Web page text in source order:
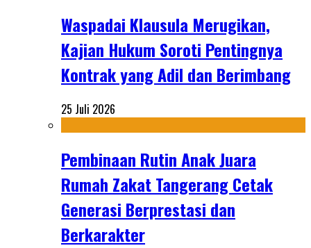
Waspadai Klausula Merugikan,
Kajian Hukum Soroti Pentingnya
Kontrak yang Adil dan Berimbang
25 Juli 2026
Pembinaan Rutin Anak Juara
Rumah Zakat Tangerang Cetak
Generasi Berprestasi dan
Berkarakter